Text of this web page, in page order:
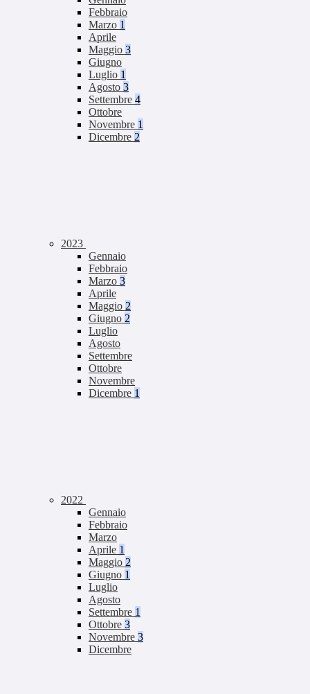
Febbraio
Marzo 1
Aprile
Maggio 3
Giugno
Luglio 1
Agosto 3
Settembre 4
Ottobre
Novembre 1
Dicembre 2
2023
Gennaio
Febbraio
Marzo 3
Aprile
Maggio 2
Giugno 2
Luglio
Agosto
Settembre
Ottobre
Novembre
Dicembre 1
2022
Gennaio
Febbraio
Marzo
Aprile 1
Maggio 2
Giugno 1
Luglio
Agosto
Settembre 1
Ottobre 3
Novembre 3
Dicembre